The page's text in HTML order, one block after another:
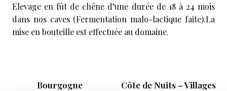
Elevage en fût de chêne d’une durée de 18 à 24 mois
dans nos caves (Fermentation malo-lactique faite).La
mise en bouteille est effectuée au domaine.
Bourgogne
Côte de Nuits – Villages